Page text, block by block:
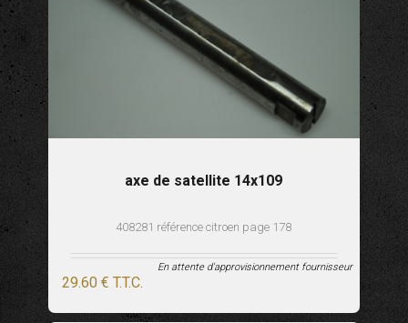
axe de satellite 14x109
408281 référence citroen page 178
29.60 € T.T.C.
En attente d'approvisionnement fournisseur